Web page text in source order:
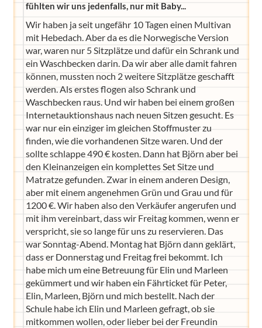
fühlten wir uns jedenfalls, nur mit Baby...
Wir haben ja seit ungefähr 10 Tagen einen Multivan
mit Hebedach. Aber da es die Norwegische Version
war, waren nur 5 Sitzplätze und dafür ein Schrank und
ein Waschbecken darin. Da wir aber alle damit fahren
können, mussten noch 2 weitere Sitzplätze geschafft
werden. Als erstes flogen also Schrank und
Waschbecken raus. Und wir haben bei einem großen
Internetauktionshaus nach neuen Sitzen gesucht. Es
war nur ein einziger im gleichen Stoffmuster zu
finden, wie die vorhandenen Sitze waren. Und der
sollte schlappe 490 € kosten. Dann hat Björn aber bei
den Kleinanzeigen ein komplettes Set Sitze und
Matratze gefunden. Zwar in einem anderen Design,
aber mit einem angenehmen Grün und Grau und für
1200 €. Wir haben also den Verkäufer angerufen und
mit ihm vereinbart, dass wir Freitag kommen, wenn er
verspricht, sie so lange für uns zu reservieren. Das
war Sonntag-Abend. Montag hat Björn dann geklärt,
dass er Donnerstag und Freitag frei bekommt. Ich
habe mich um eine Betreuung für Elin und Marleen
gekümmert und wir haben ein Fährticket für Peter,
Elin, Marleen, Björn und mich bestellt. Nach der
Schule habe ich Elin und Marleen gefragt, ob sie
mitkommen wollen, oder lieber bei der Freundin